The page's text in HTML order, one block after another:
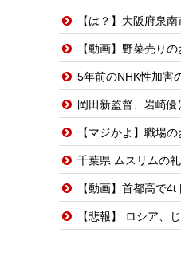
【は？】大阪府泉
【動画】野菜売り
5年前のNHK性加害
岡田新監督、岩崎
【マジかよ】職場
千葉県 ムスリムの
【動画】首都高で
【悲報】 ロシア、